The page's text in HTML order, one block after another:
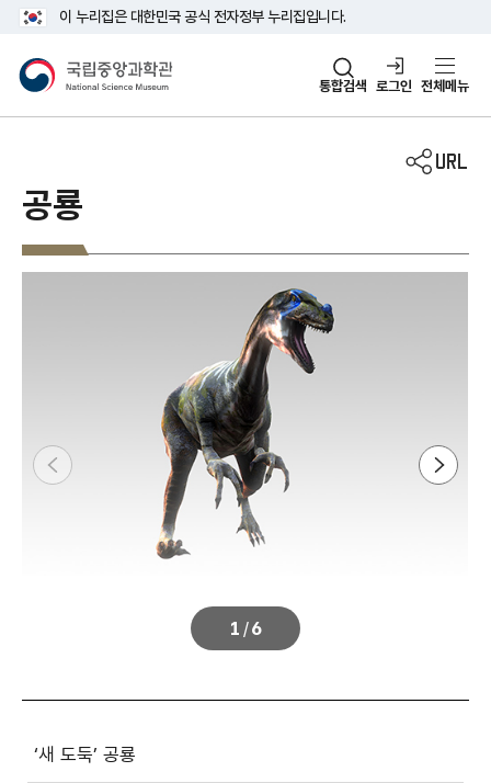
주메뉴 바로가기
본문 바로가기
이 누리집은 대한민국 공식 전자정부 누리집입니다.
국립중앙과학관 통합검색 로그인 전체메뉴
공룡
1 /6
‘새 도둑’ 공룡